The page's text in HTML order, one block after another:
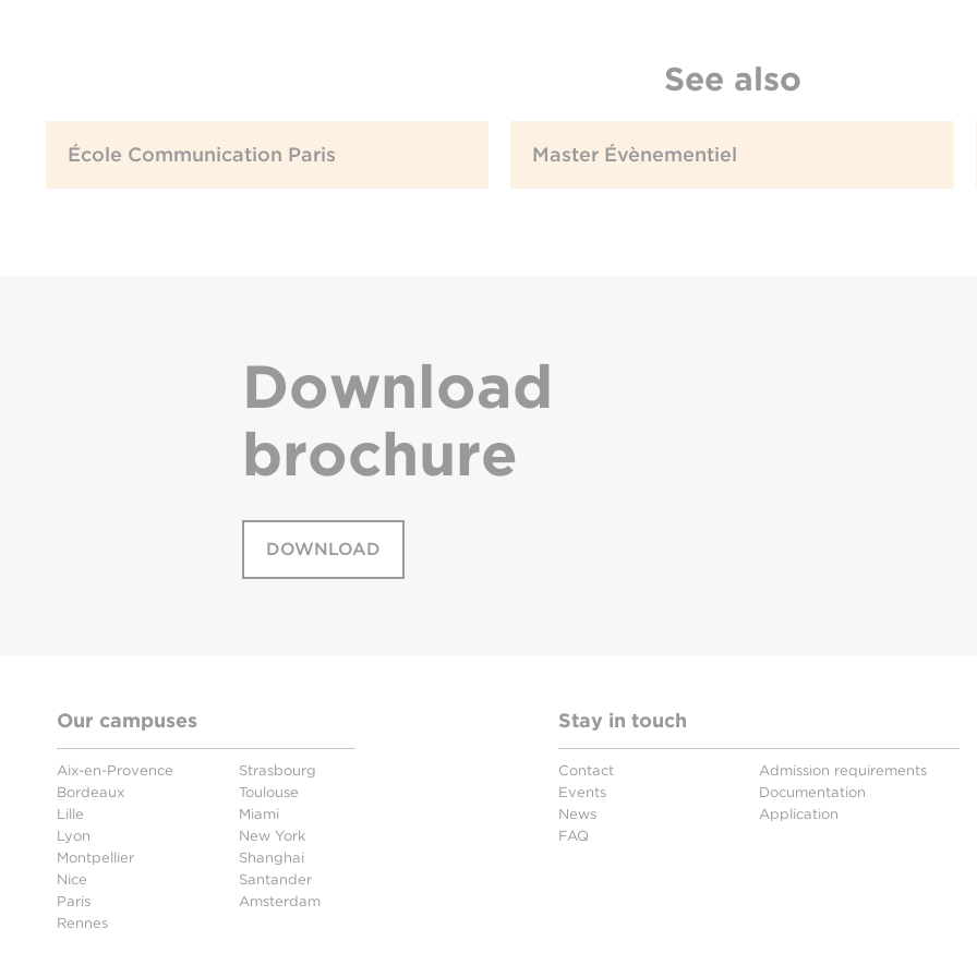
See also
École Communication Paris Master Évènementiel
Download
brochure
DOWNLOAD
Our campuses
Aix-en-Provence
Bordeaux
Lille
Lyon
Montpellier
Nice
Paris
Rennes
Strasbourg
Toulouse
Miami
New York
Shanghai
Santander
Amsterdam
Stay in touch
Contact
Events
News
FAQ
Admission requirements
Documentation
Application